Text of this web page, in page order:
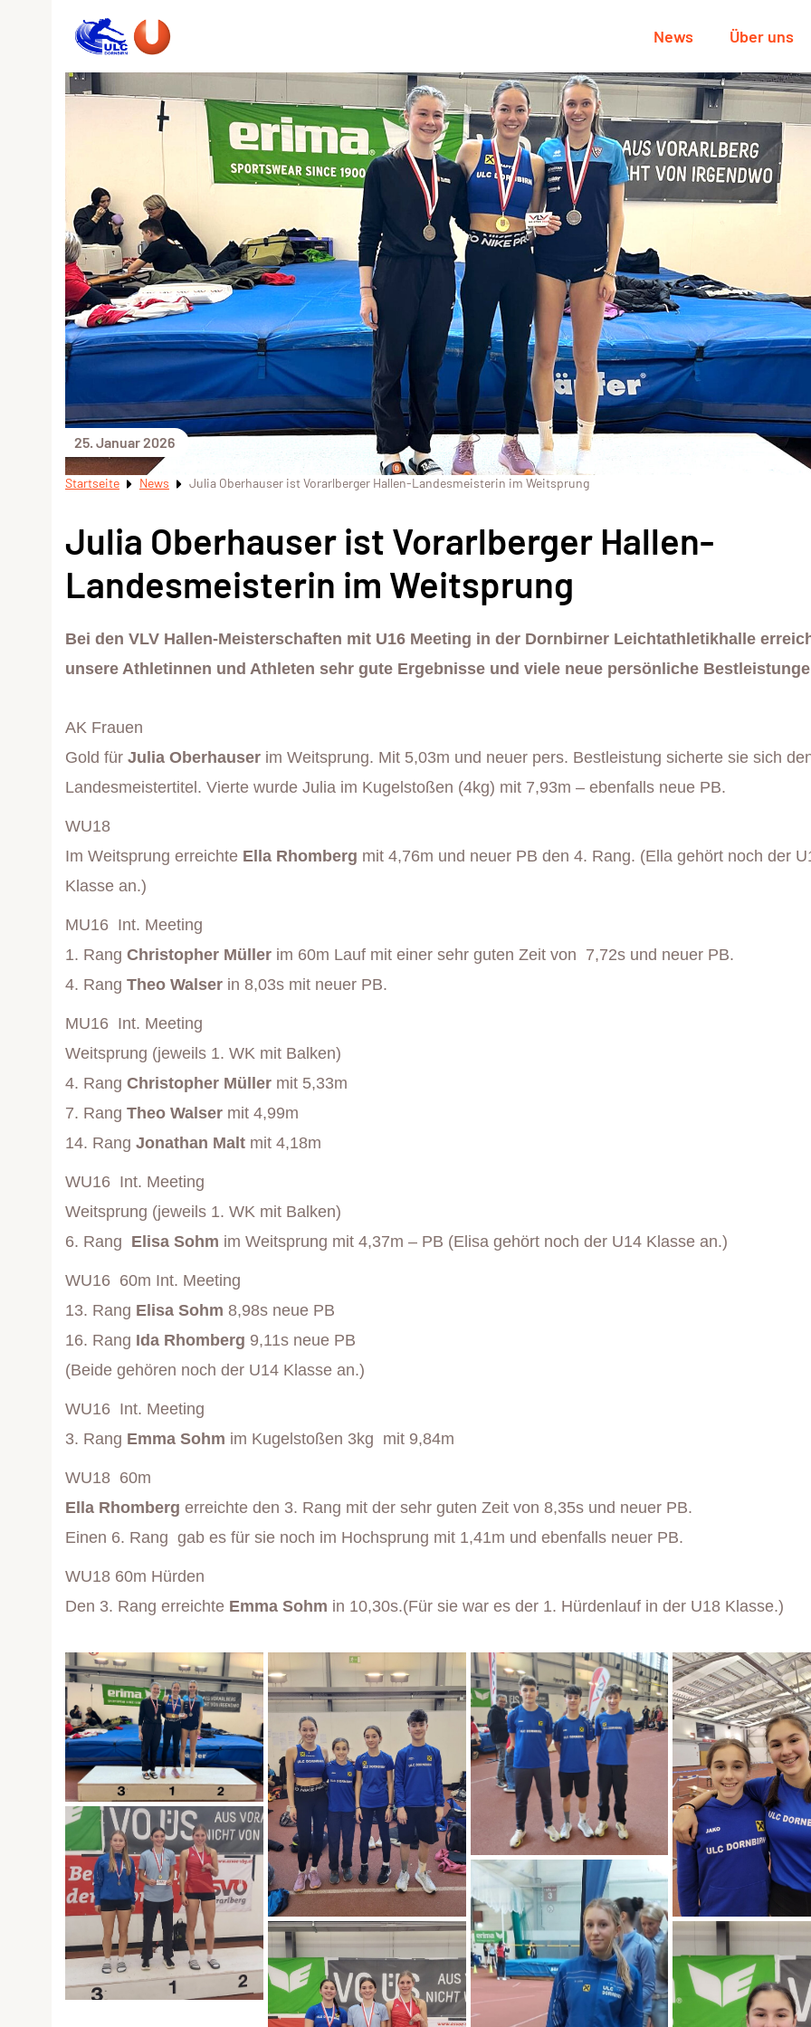
News Über uns
25. Januar 2026
Startseite News Julia Oberhauser ist Vorarlberger Hallen-Landesmeisterin im Weitsprung
Julia Oberhauser ist Vorarlberger Hallen-
Landesmeisterin im Weitsprung
Bei den VLV Hallen-Meisterschaften mit U16 Meeting in der Dornbirner Leichtathletikhalle
unsere Athletinnen und Athleten sehr gute Ergebnisse und viele neue persönliche
AK Frauen
Gold für Julia Oberhauser im Weitsprung. Mit 5,03m und neuer pers. Bestleistung sicherte sie sich
Landesmeistertitel. Vierte wurde Julia im Kugelstoßen (4kg) mit 7,93m – ebenfalls neue PB.
WU18
Im Weitsprung erreichte Ella Rhomberg mit 4,76m und neuer PB den 4. Rang. (Ella gehört noch der
Klasse an.)
MU16 Int. Meeting
1. Rang Christopher Müller im 60m Lauf mit einer sehr guten Zeit von 7,72s und neuer PB.
4. Rang Theo Walser in 8,03s mit neuer PB.
MU16 Int. Meeting
Weitsprung (jeweils 1. WK mit Balken)
4. Rang Christopher Müller mit 5,33m
7. Rang Theo Walser mit 4,99m
14. Rang Jonathan Malt mit 4,18m
WU16 Int. Meeting
Weitsprung (jeweils 1. WK mit Balken)
6. Rang Elisa Sohm im Weitsprung mit 4,37m – PB (Elisa gehört noch der U14 Klasse an.)
WU16 60m Int. Meeting
13. Rang Elisa Sohm 8,98s neue PB
16. Rang Ida Rhomberg 9,11s neue PB
(Beide gehören noch der U14 Klasse an.)
WU16 Int. Meeting
3. Rang Emma Sohm im Kugelstoßen 3kg mit 9,84m
WU18 60m
Ella Rhomberg erreichte den 3. Rang mit der sehr guten Zeit von 8,35s und neuer PB.
Einen 6. Rang gab es für sie noch im Hochsprung mit 1,41m und ebenfalls neuer PB.
WU18 60m Hürden
Den 3. Rang erreichte Emma Sohm in 10,30s.(Für sie war es der 1. Hürdenlauf in der U18 Klasse.)